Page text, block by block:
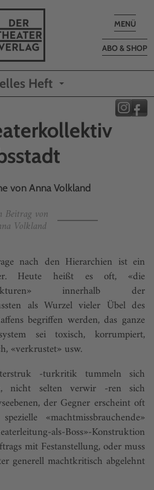
Toggle
MENÜ
ABO & SHOP
Heft
von Anna Volkland
Beitrag von
Volkland
nach den Hierarchien ist ein
Heute heißt es oft, «die
innerhalb der
als Wurzel vieler Übel des
begriffen werden, das ganze
sei toxisch, korrumpiert,
«verkrustet» usw.
-turkritik tummeln sich
nicht selten verwir -ren sich
der Gegner erscheint oft
«machtmissbrauchende»
als-Boss»-Konstruktion
mit Festanstellung, oder muss
generell machtkritisch abgelehnt